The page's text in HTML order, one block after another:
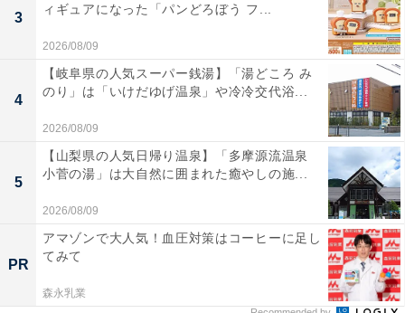
3
ィギュアになった「パンどろぼう フ...
2026/08/09
4
【岐阜県の人気スーパー銭湯】「湯どころ み
のり」は「いけだゆげ温泉」や冷冷交代浴...
2026/08/09
5
【山梨県の人気日帰り温泉】「多摩源流温泉
小菅の湯」は大自然に囲まれた癒やしの施...
2026/08/09
PR
アマゾンで大人気！血圧対策はコーヒーに足し
てみて
森永乳業